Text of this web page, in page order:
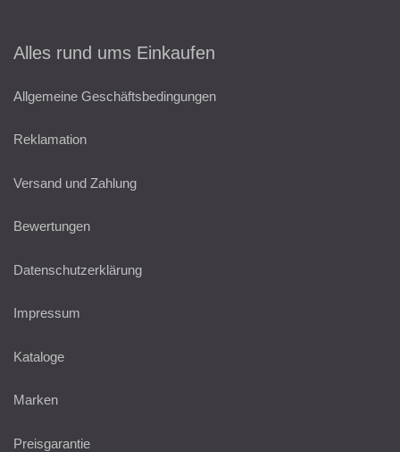
Alles rund ums Einkaufen
Allgemeine Geschäftsbedingungen
Reklamation
Versand und Zahlung
Bewertungen
Datenschutzerklärung
Impressum
Kataloge
Marken
Preisgarantie